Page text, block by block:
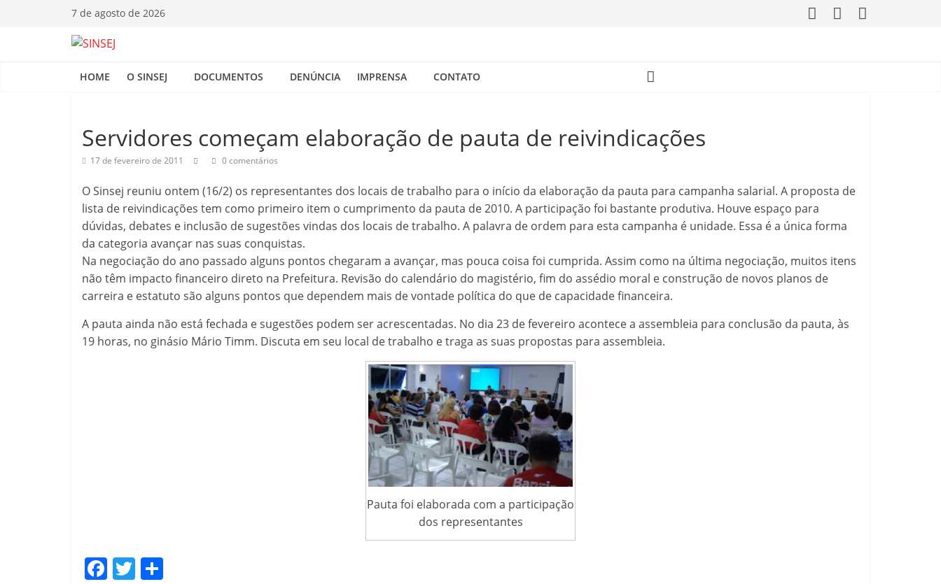
7 de agosto de 2026
S
N
S
E
HOME O SINSEJ DOCUMENTOS DENÚNCIA IMPRENSA CONTATO
Servidores começam elaboração de pauta de reivindicações
17 de fevereiro de 2011 0 comentários
O Sinsej reuniu ontem (16/2) os representantes dos locais de trabalho para o início da elaboração da pauta para campanha salarial. A proposta de
lista de reivindicações tem como primeiro item o cumprimento da pauta de 2010. A participação foi bastante produtiva. Houve espaço para
dúvidas, debates e inclusão de sugestões vindas dos locais de trabalho. A palavra de ordem para esta campanha é unidade. Essa é a única forma
da categoria avançar nas suas conquistas.
Na negociação do ano passado alguns pontos chegaram a avançar, mas pouca coisa foi cumprida. Assim como na última negociação, muitos itens
não têm impacto financeiro direto na Prefeitura. Revisão do calendário do magistério, fim do assédio moral e construção de novos planos de
carreira e estatuto são alguns pontos que dependem mais de vontade política do que de capacidade financeira.
A pauta ainda não está fechada e sugestões podem ser acrescentadas. No dia 23 de fevereiro acontece a assembleia para conclusão da pauta, às
19 horas, no ginásio Mário Timm. Discuta em seu local de trabalho e traga as suas propostas para assembleia.
Pauta foi elaborada com a participação
dos representantes
F T